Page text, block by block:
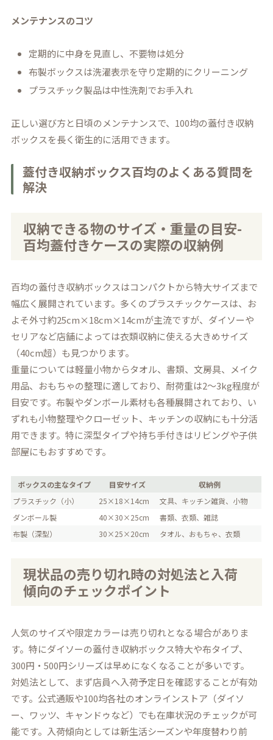
メンテナンスのコツ
定期的に中身を見直し、不要物は処分
布製ボックスは洗濯表示を守り定期的にクリーニング
プラスチック製品は中性洗剤でお手入れ
正しい選び方と日頃のメンテナンスで、100均の蓋付き収納
ボックスを長く衛生的に活用できます。
蓋付き収納ボックス百均のよくある質問を
解決
収納できる物のサイズ・重量の目安-
百均蓋付きケースの実際の収納例
百均の蓋付き収納ボックスはコンパクトから特大サイズまで
幅広く展開されています。多くのプラスチックケースは、お
よそ外寸約25cm×18cm×14cmが主流ですが、ダイソーや
セリアなど店舗によっては衣類収納に使える大きめサイズ
（40cm超）も見つかります。
重量については軽量小物からタオル、書類、文房具、メイク
用品、おもちゃの整理に適しており、耐荷重は2〜3kg程度が
目安です。布製やダンボール素材も各種展開されており、い
ずれも小物整理やクローゼット、キッチンの収納にも十分活
用できます。特に深型タイプや持ち手付きはリビングや子供
部屋にもおすすめです。
ボックスの主なタイプ 目安サイズ
収納例
プラスチック（小）
25×18×14cm
文具、キッチン雑貨、小物
ダンボール製
40×30×25cm
書類、衣類、雑誌
布製（深型）
30×25×20cm タオル、おもちゃ、衣類
現状品の売り切れ時の対処法と入荷
傾向のチェックポイント
人気のサイズや限定カラーは売り切れとなる場合がありま
す。特にダイソーの蓋付き収納ボックス特大や布タイプ、
300円・500円シリーズは早めになくなることが多いです。
対処法として、まず店員へ入荷予定日を確認することが有効
です。公式通販や100均各社のオンラインストア（ダイソ
ー、ワッツ、キャンドゥなど）でも在庫状況のチェックが可
能です。入荷傾向としては新生活シーズンや年度替わり前